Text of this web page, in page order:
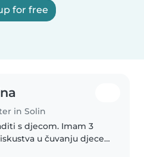
for free
in Solin
s djecom. Imam 3
u čuvanju djece,